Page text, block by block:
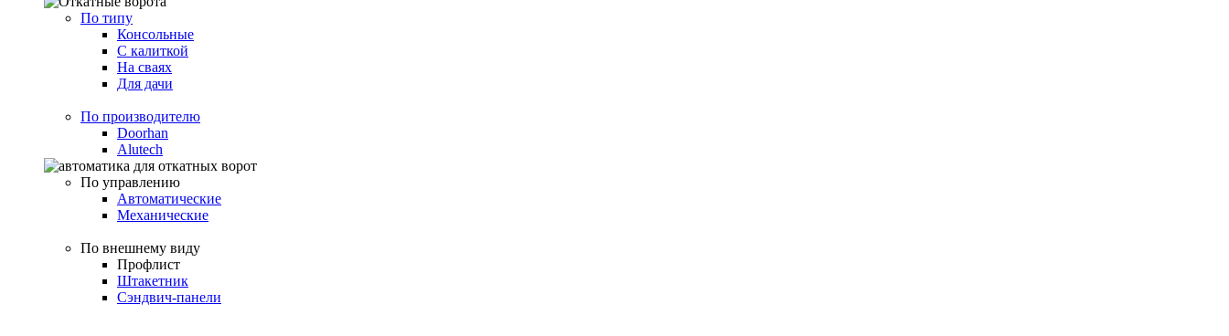
По типу
Консольные
С калиткой
На сваях
Для дачи
По производителю
Doorhan
Alutech
По управлению
Автоматические
Механические
По внешнему виду
Профлист
Штакетник
Сэндвич-панели